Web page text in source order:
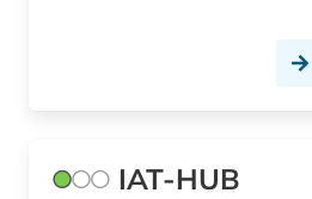
IAT-HUB